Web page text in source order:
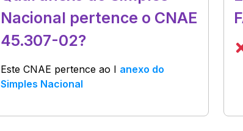
Nacional pertence o CNAE
45.307-02?
Este CNAE pertence ao I anexo do
Simples Nacional